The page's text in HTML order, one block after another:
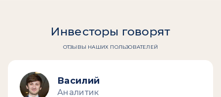
Инвесторы говорят
ОТЗЫВЫ НАШИХ ПОЛЬЗОВАТЕЛЕЙ
Василий
Аналитик